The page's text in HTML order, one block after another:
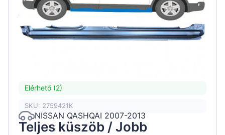
Elérhető (2)
SKU: 2759421K
NISSAN QASHQAI 2007-2013
Teljes küszöb / Jobb